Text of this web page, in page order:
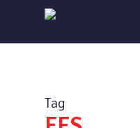
main
Tag